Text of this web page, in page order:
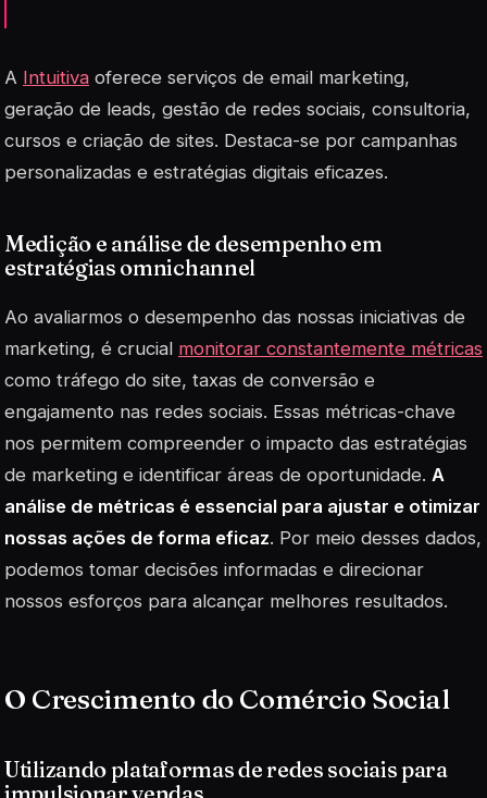
A Intuitiva oferece serviços de email marketing,
geração de leads, gestão de redes sociais, consultoria,
cursos e criação de sites. Destaca-se por campanhas
personalizadas e estratégias digitais eficazes.
Medição e análise de desempenho em
estratégias omnichannel
Ao avaliarmos o desempenho das nossas iniciativas de
marketing, é crucial monitorar constantemente métricas
como tráfego do site, taxas de conversão e
engajamento nas redes sociais. Essas métricas-chave
nos permitem compreender o impacto das estratégias
de marketing e identificar áreas de oportunidade. A
análise de métricas é essencial para ajustar e otimizar
nossas ações de forma eficaz. Por meio desses dados,
podemos tomar decisões informadas e direcionar
nossos esforços para alcançar melhores resultados.
O Crescimento do Comércio Social
Utilizando plataformas de redes sociais para